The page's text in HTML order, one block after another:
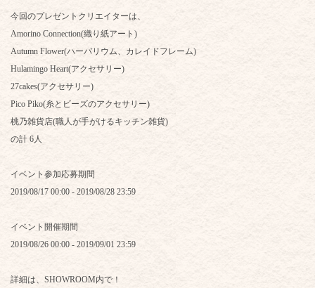
今回のプレゼントクリエイターは、
Amorino Connection(織り紙アート)
Autumn Flower(ハーバリウム、カレイドフレーム)
Hulamingo Heart(アクセサリー)
27cakes(アクセサリー)
Pico Piko(糸とビーズのアクセサリー)
桃乃雑貨店(職人が手がけるキッチン雑貨)
の計 6人
イベント参加応募期間
2019/08/17 00:00 - 2019/08/28 23:59
イベント開催期間
2019/08/26 00:00 - 2019/09/01 23:59
詳細は、SHOWROOM内で！